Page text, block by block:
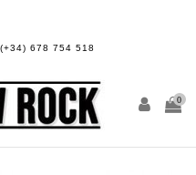
(+34) 678 754 518
0